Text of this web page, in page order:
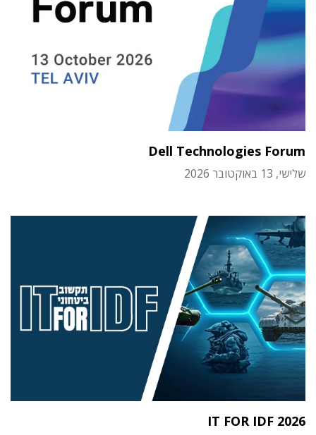
Dell Technologies Forum
שלישי, 13 באוקטובר 2026
IT FOR IDF 2026